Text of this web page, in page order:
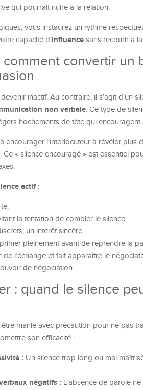
qui pourrait nuire à la relation.
vous instaurez un rythme
capacité d’influence sans recourir à
convertir un
inactif. Au contraire, il s’agit d’un
non verbale. Ce type de
hochements de tête qui encouragent
encourager l’interlocuteur à révéler
Ce « silence encouragé » est essentiel
actif :
la tentation de combler le silence.
un intérêt sincère.
pleinement avant de reprendre la
l’échange et fait apparaître le
de négociation.
: quand le silence
manié avec précaution pour ne pas
son efficacité :
: Un silence trop long ou mal
négatifs : L’absence de parole